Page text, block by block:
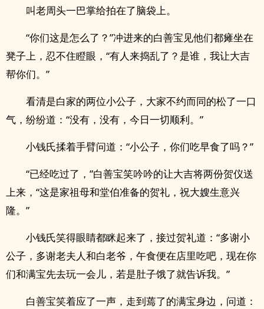
叫老周头一巴掌给拍在了脑袋上。
“你们这是怎么了？”冲进来的白善宝见他们都瘫坐在
凳子上，忍不住瞪眼，“有人来捣乱了？是谁，我让大吉
帮你们。”
看清是白家的两位小公子，大家不约而同的松了一口
气，纷纷道：“没有，没有，今日一切顺利。”
小钱氏揉着手臂问道：“小公子，你们吃早食了吗？”
“已经吃过了，”白善宝笑吟吟的让大吉将两份贺仪送
上来，“这是家祖母和堂伯准备的贺礼，祝大嫂生意兴
隆。”
小钱氏笑得眼睛都眯起来了，接过贺礼道：“多谢小
公子，多谢老夫人和白老爷，午食便在店里吃吧，现在你
们和满宝先去玩一会儿，若是肚子饿了就告诉我。”
白善宝笑着应了一声，走到蔫了的满宝身边，问道：